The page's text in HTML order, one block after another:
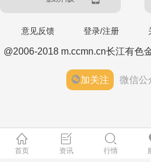
意见反馈 登录/注册
@2006-2018 m.ccmn.cn长江有色
加关注 微信公
首页 资讯 行情